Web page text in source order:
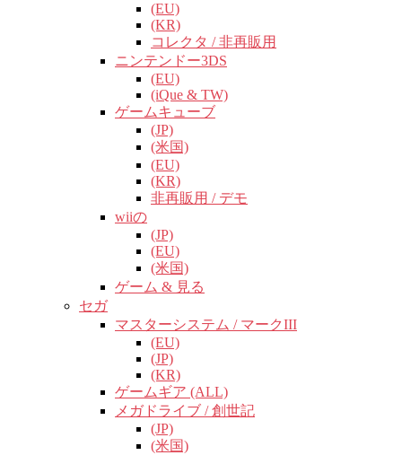
(EU)
(KR)
コレクタ / 非再販用
ニンテンドー3DS
(EU)
(iQue & TW)
ゲームキューブ
(JP)
(米国)
(EU)
(KR)
非再販用 / デモ
wiiの
(JP)
(EU)
(米国)
ゲーム & 見る
セガ
マスターシステム / マークIII
(EU)
(JP)
(KR)
ゲームギア (ALL)
メガドライブ / 創世記
(JP)
(米国)